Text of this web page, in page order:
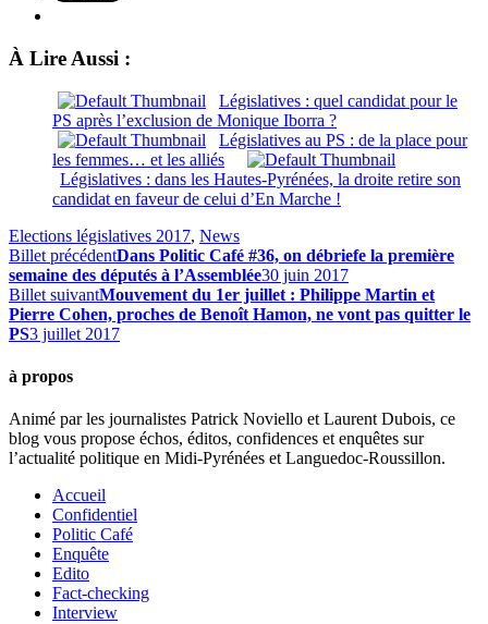
À Lire Aussi :
Législatives : quel candidat pour le
PS après l’exclusion de Monique Iborra ?
Législatives au PS : de la place pour
les femmes… et les alliés
Législatives : dans les Hautes-Pyrénées, la droite retire son
candidat en faveur de celui d’En Marche !
Elections législatives 2017, News
Billet précédentDans Politic Café #36, on débriefe la première
semaine des députés à l’Assemblée30 juin 2017
Billet suivantMouvement du 1er juillet : Philippe Martin et
Pierre Cohen, proches de Benoît Hamon, ne vont pas quitter le
PS3 juillet 2017
à propos
Animé par les journalistes Patrick Noviello et Laurent Dubois, ce
blog vous propose échos, éditos, confidences et enquêtes sur
l’actualité politique en Midi-Pyrénées et Languedoc-Roussillon.
Accueil
Confidentiel
Politic Café
Enquête
Edito
Fact-checking
Interview